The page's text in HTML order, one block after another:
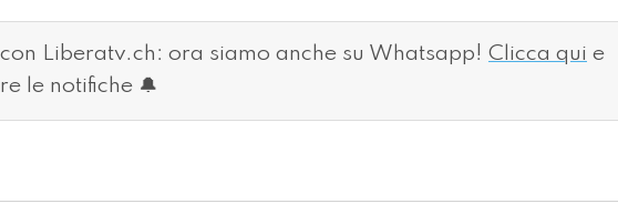
con Liberatv.ch: ora siamo anche su Whatsapp! Clicca qui e
le notifiche 🔔